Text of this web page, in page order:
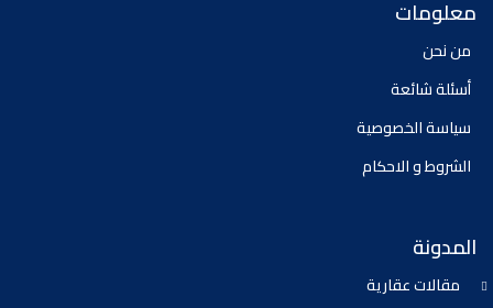
معلومات
من نحن
أسئلة شائعة
سياسة الخصوصية
الشروط و الاحكام
المدونة
مقالات عقارية